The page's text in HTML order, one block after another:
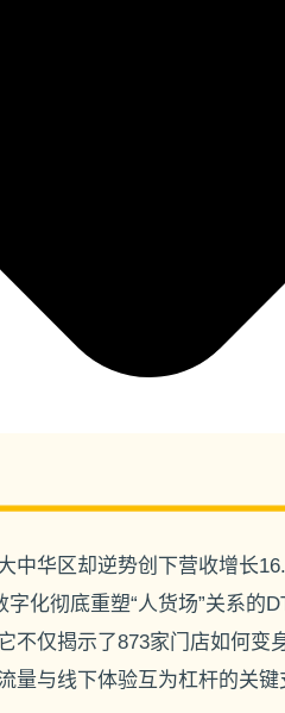
中华区却逆势创下营收增长
化彻底重塑“人货场”关系
不仅揭示了873家门店如何
量与线下体验互为杠杆的关